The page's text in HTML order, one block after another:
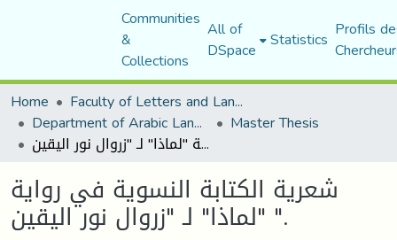
Communities
&
Collections
All of
DSpace Statistics Profils
Home
Faculty of Letters and Languages
Department of Arabic Language and Literature Master Thesis
شعرية الكتابة النسوية في رواية "لماذا" لـ "زروال نور اليقين ".
شعرية الكتابة النسوية في رواية
"لماذا" لـ "زروال نور اليقين ".